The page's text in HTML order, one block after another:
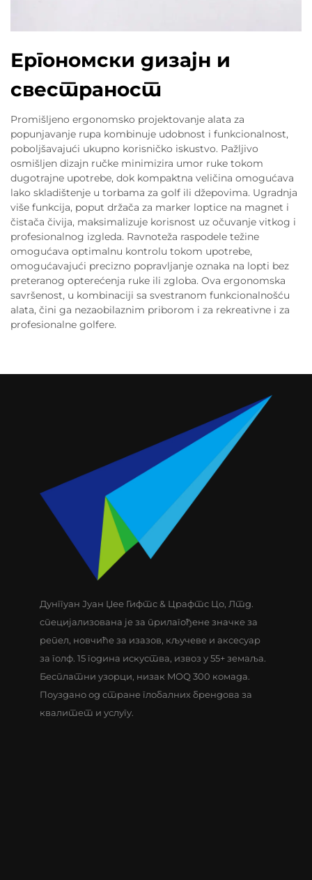
Ергономски дизајн и
свестраност
Promišljeno ergonomsko projektovanje alata za
popunjavanje rupa kombinuje udobnost i funkcionalnost,
poboljšavajući ukupno korisničko iskustvo. Pažljivo
osmišljen dizajn ručke minimizira umor ruke tokom
dugotrajne upotrebe, dok kompaktna veličina omogućava
lako skladištenje u torbama za golf ili džepovima. Ugradnja
više funkcija, poput držača za marker loptice na magnet i
čistača čivija, maksimalizuje korisnost uz očuvanje vitkog i
profesionalnog izgleda. Ravnoteža raspodele težine
omogućava optimalnu kontrolu tokom upotrebe,
omogućavajući precizno popravljanje oznaka na lopti bez
preteranog opterećenja ruke ili zgloba. Ova ergonomska
savršenost, u kombinaciji sa svestranom funkcionalnošću
alata, čini ga nezaobilaznim priborom i za rekreativne i za
profesionalne golfere.
Дунггуан Јуан Џее Гифтс & Црафтс Цо, Лтд.
специјализована је за прилагођене значке за
репел, новчиће за изазов, кључеве и аксесуар
за голф. 15 година искуства, извоз у 55+ земаља.
Бесплатни узорци, низак MOQ 300 комада.
Поуздано од стране глобалних брендова за
квалитет и услугу.